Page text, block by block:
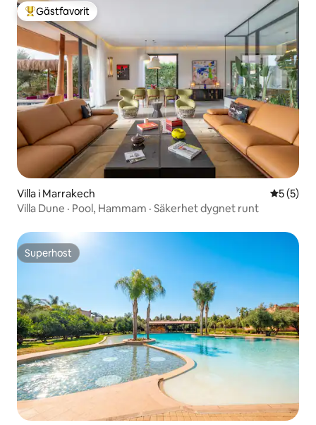
Populär gästfavorit
Gästfavorit
Villa i Marrakech 5 av 5 i
5 (5)
Villa Dune · Pool, Hammam · Säkerhet dygnet runt
Superhost
Superhost